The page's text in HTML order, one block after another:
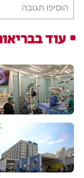
הוסיפו תגובה
עוד